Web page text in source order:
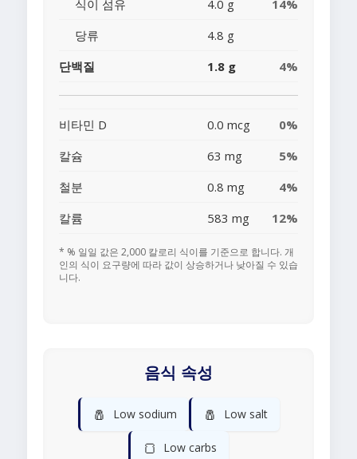
식이 섬유 4.0 g
14%
당류
4.8 g
단백질
1.8 g 4%
비타민 D 0.0 mcg
0%
칼슘
63 mg
5%
철분
0.8 mg
4%
칼륨
583 mg 12%
* % 일일 값은 2,000 칼로리 식이를 기준으로 합니다. 개
인의 식이 요구량에 따라 값이 상승하거나 낮아질 수 있습
니다.
음식 속성
🧂 Low sodium 🧂 Low salt
🍞 Low carbs